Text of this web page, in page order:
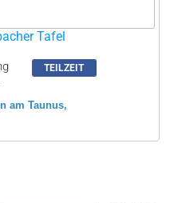
Tafel
TEILZEIT
am Taunus